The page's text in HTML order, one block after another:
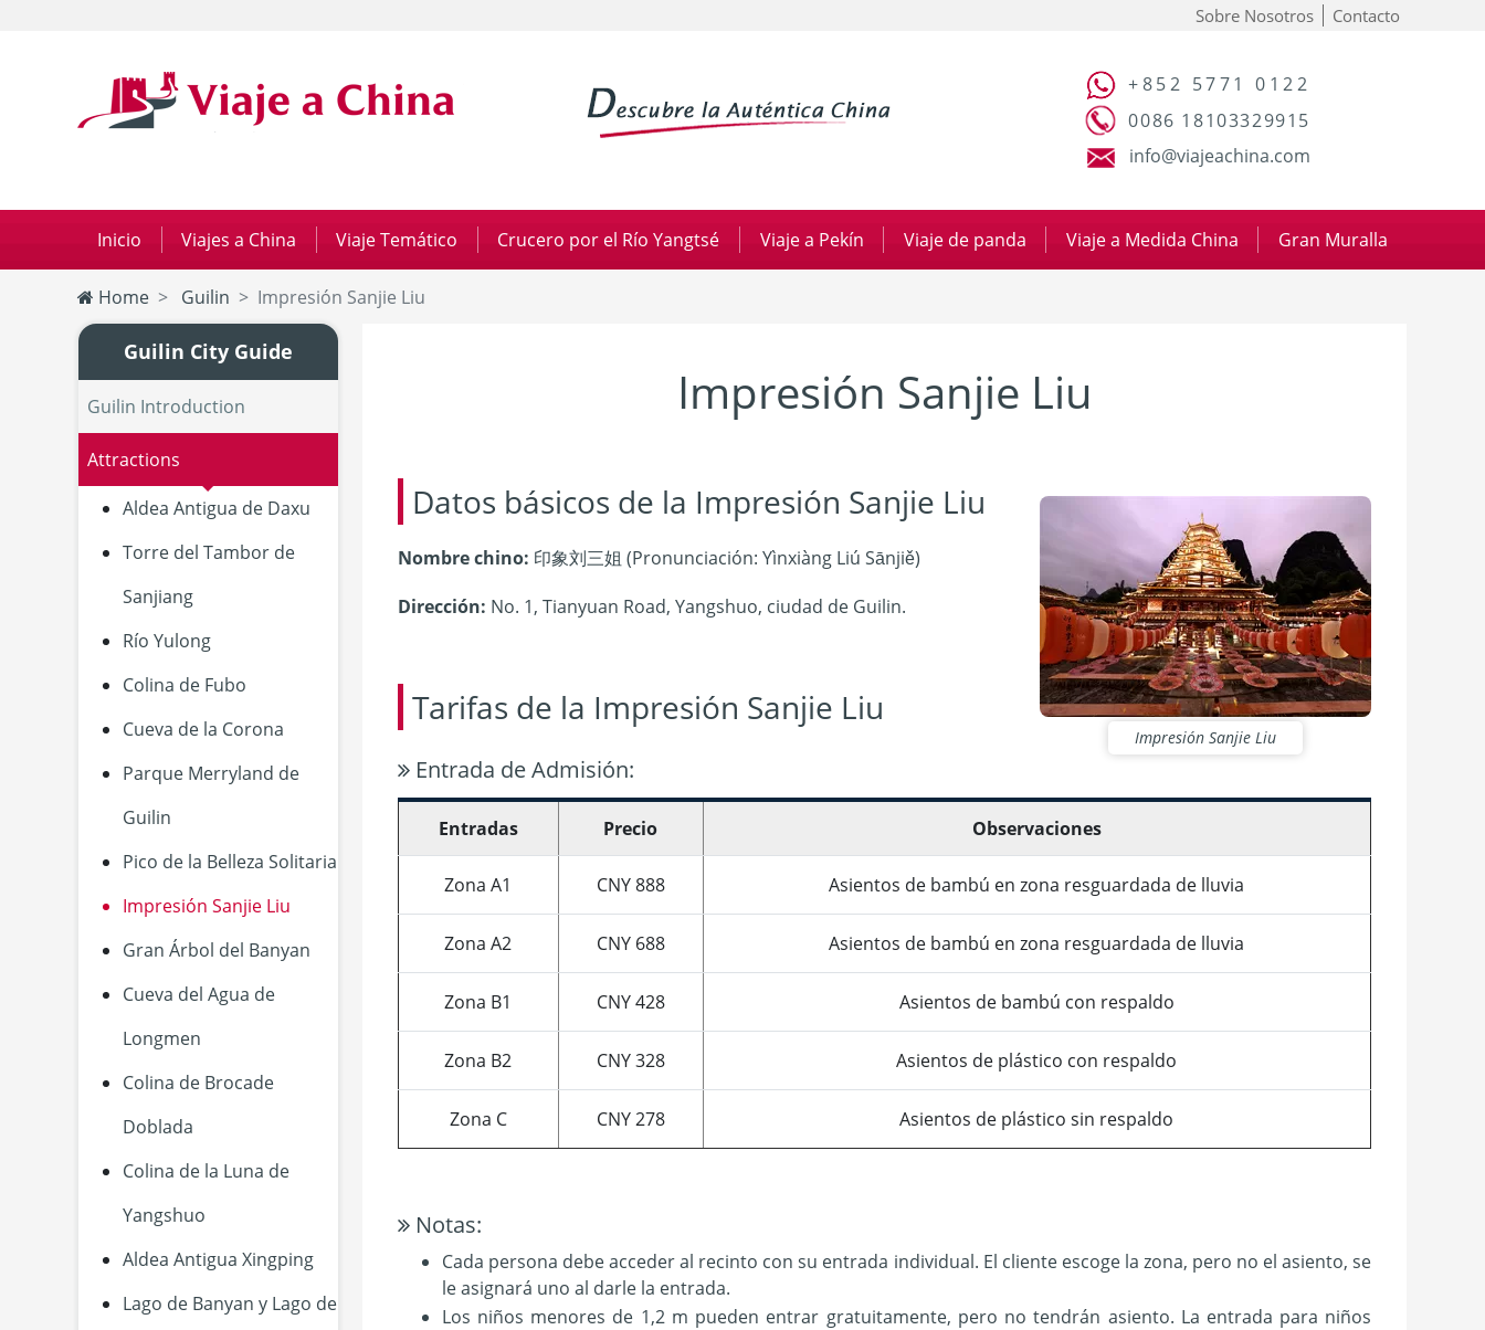
Sobre Nosotros Contacto
+852 5771 0122
0086 18103329915
info@viajeachina.com
Inicio Viajes a China Viaje Temático Crucero por el Río Yangtsé Viaje a Pekín Viaje de panda Viaje a Medida China Gran Muralla
Home Guilin Impresión Sanjie Liu
Guilin City Guide
Guilin Introduction
Attractions
Aldea Antigua de Daxu
Torre del Tambor de
Sanjiang
Río Yulong
Colina de Fubo
Cueva de la Corona
Parque Merryland de
Guilin
Pico de la Belleza Solitaria
Impresión Sanjie Liu
Gran Árbol del Banyan
Cueva del Agua de
Longmen
Colina de Brocade
Doblada
Colina de la Luna de
Yangshuo
Aldea Antigua Xingping
Lago de Banyan y Lago de
Impresión Sanjie Liu
Impresión Sanjie Liu
Datos básicos de la Impresión Sanjie Liu
Nombre chino: 印象刘三姐 (Pronunciación: Yìnxiàng Liú Sānjiě)
Dirección: No. 1, Tianyuan Road, Yangshuo, ciudad de Guilin.
Tarifas de la Impresión Sanjie Liu
Entrada de Admisión:
Entradas Precio Observaciones
Zona A1 CNY 888 Asientos de bambú en zona resguardada de lluvia
Zona A2 CNY 688 Asientos de bambú en zona resguardada de lluvia
Zona B1 CNY 428 Asientos de bambú con respaldo
Zona B2 CNY 328 Asientos de plástico con respaldo
Zona C CNY 278 Asientos de plástico sin respaldo
Notas:
Cada persona debe acceder al recinto con su entrada individual. El cliente escoge la zona, pero no el asiento, se
le asignará uno al darle la entrada.
Los niños menores de 1,2 m pueden entrar gratuitamente, pero no tendrán asiento. La entrada para niños